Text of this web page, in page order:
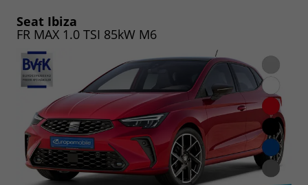
speichern/drucken
Seat Ibiza
FR MAX 1.0 TSI 85kW M6